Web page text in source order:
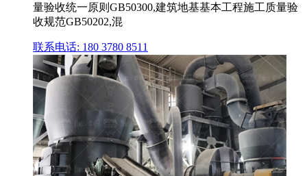
量验收统一原则GB50300,建筑地基基本工程施工质量验
收规范GB50202,混
联系电话: 180 3780 8511